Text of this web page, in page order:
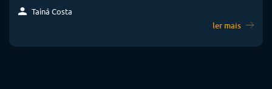
Tainá Costa
ler mais